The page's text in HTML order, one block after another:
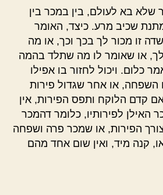
שלא בא לעולם, בין במכר בין
שכיב מרע. כיצד, האומר
זו מכור לך בכך וכך, או מה
לך, או שאומר לו מה שתלד בהמה
כלום. ויכול לחזור בו אפילו
או אחר שגדול פירות
קדם הלוקח ותפס הפירות, אין
האילן לפירותיו, כלומר דהמכר
הפירות, או שמכר פרה ושפחה
קנה מיד, ואין שום אחד מהם